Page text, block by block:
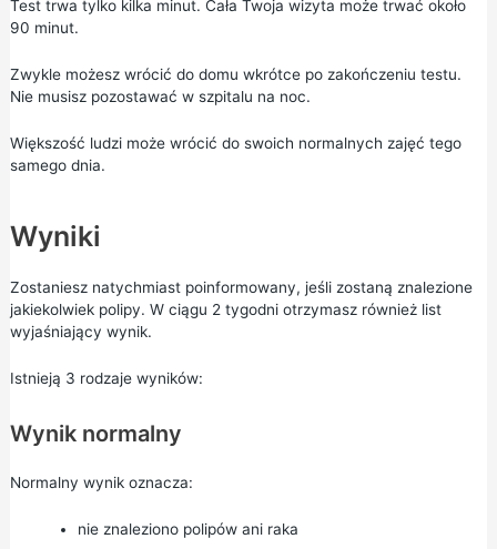
Test trwa tylko kilka minut. Cała Twoja wizyta może trwać około
90 minut.
Zwykle możesz wrócić do domu wkrótce po zakończeniu testu.
Nie musisz pozostawać w szpitalu na noc.
Większość ludzi może wrócić do swoich normalnych zajęć tego
samego dnia.
Wyniki
Zostaniesz natychmiast poinformowany, jeśli zostaną znalezione
jakiekolwiek polipy. W ciągu 2 tygodni otrzymasz również list
wyjaśniający wynik.
Istnieją 3 rodzaje wyników:
Wynik normalny
Normalny wynik oznacza:
nie znaleziono polipów ani raka